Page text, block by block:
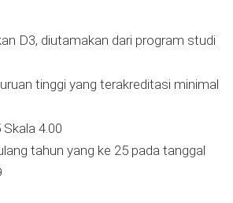
D3, diutamakan dari program studi
tinggi yang terakreditasi minimal
4.00
tahun yang ke 25 pada tanggal